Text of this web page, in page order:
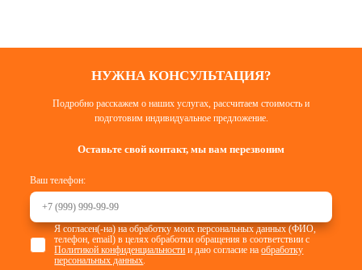
НУЖНА КОНСУЛЬТАЦИЯ?
Подробно расскажем о наших услугах, рассчитаем стоимость и
подготовим индивидуальное предложение.
Оставьте свой контакт, мы вам перезвоним
Ваш телефон:
Я согласен(-на) на обработку моих персональных данных (ФИО,
телефон, email) в целях обработки обращения в соответствии с
Политикой конфиденциальности и даю согласие наобработку
персональных данных